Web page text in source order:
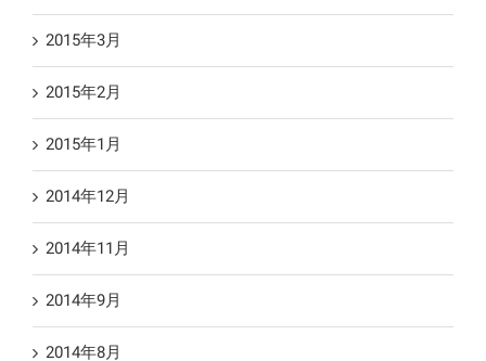
2015年3月
2015年2月
2015年1月
2014年12月
2014年11月
2014年9月
2014年8月